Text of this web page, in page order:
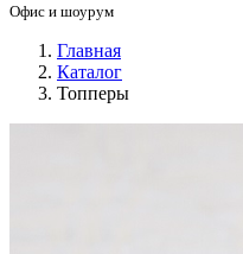
Офис и шоурум
Главная
Каталог
Топперы